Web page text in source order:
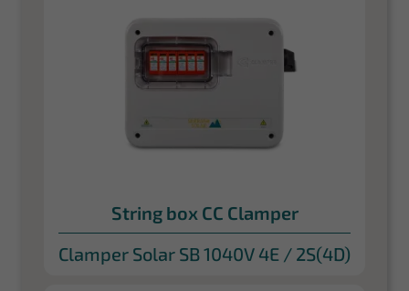
String box CC Clamper
Clamper Solar SB 1040V 4E / 2S(4D)